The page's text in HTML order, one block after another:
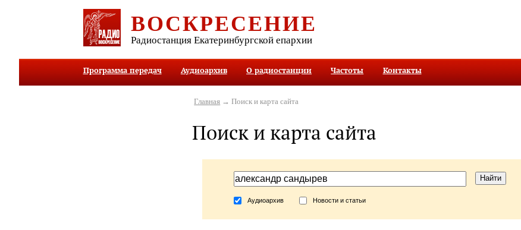
ВОСКРЕСЕНИЕ
Радиостанция Екатеринбургской епархии
Программа передач Аудиоархив О радиостанции Частоты Контакты
Главная → Поиск и карта сайта
Поиск и карта сайта
Найти
Аудиоархив Новости и статьи